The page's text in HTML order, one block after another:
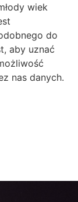
wiek
do
aby uznać
nas danych.